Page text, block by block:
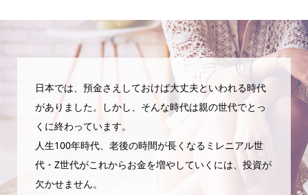
日本では、預金さえしておけば大丈夫といわれる時代
がありました。しかし、そんな時代は親の世代でとっ
くに終わっています。
人生100年時代、老後の時間が長くなるミレニアル世
代・Z世代がこれからお金を増やしていくには、投資が
欠かせません。